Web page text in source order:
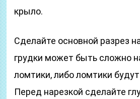
крыло.
Сделайте основной разрез
грудки может быть сложно
ломтики, либо ломтики
Перед нарезкой сделайте